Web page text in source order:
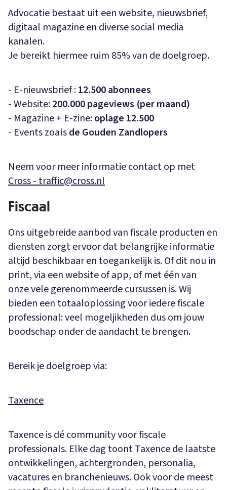
Advocatie bestaat uit een website, nieuwsbrief,
digitaal magazine en diverse social media
kanalen.
Je bereikt hiermee ruim 85% van de doelgroep.
- E-nieuwsbrief :12.500 abonnees
- Website:200.000 pageviews (per maand)
- Magazine + E-zine:oplage 12.500
- Events zoalsde Gouden Zandlopers
Neem voor meer informatie contact op met
Cross - traffic@cross.nl
Fiscaal
Ons uitgebreide aanbod van fiscale producten en
diensten zorgt ervoor dat belangrijke informatie
altijd beschikbaar en toegankelijk is. Of dit nou in
print, via een website of app, of met één van
onze vele gerenommeerde cursussen is. Wij
bieden een totaaloplossing voor iedere fiscale
professional: veel mogeljikheden dus om jouw
boodschap onder de aandacht te brengen.
Bereik je doelgroep via:
Taxence
Taxence is dé community voor fiscale
professionals. Elke dag toont Taxence de laatste
ontwikkelingen, achtergronden, personalia,
vacatures en branchenieuws. Ook voor de meest